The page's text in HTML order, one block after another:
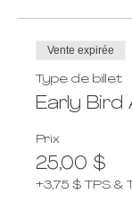
Vente expirée
Type de billet
Early Bird
Prix
25,00 $
+3,75 $ TPS &